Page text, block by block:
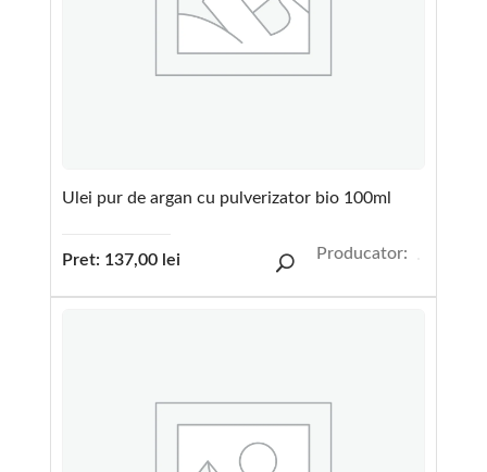
Ulei pur de argan cu pulverizator bio 100ml
Pret: 137,00 lei Producator: